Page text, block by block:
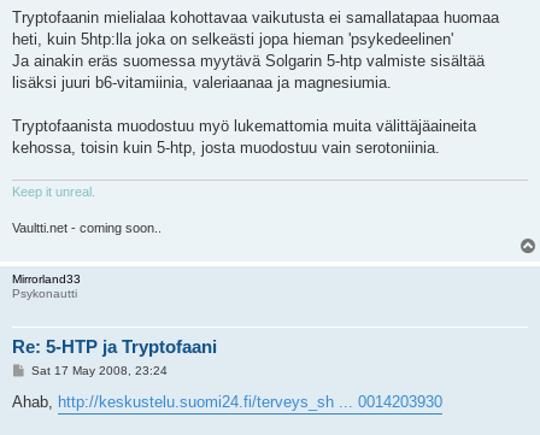
Tryptofaanin mielialaa kohottavaa vaikutusta ei samallatapaa huomaa
heti, kuin 5htp:lla joka on selkeästi jopa hieman 'psykedeelinen'
Ja ainakin eräs suomessa myytävä Solgarin 5-htp valmiste sisältää
lisäksi juuri b6-vitamiinia, valeriaanaa ja magnesiumia.
Tryptofaanista muodostuu myö lukemattomia muita välittäjäaineita
kehossa, toisin kuin 5-htp, josta muodostuu vain serotoniinia.
Keep it unreal.
Vaultti.net - coming soon..
Mirrorland33
Psykonautti
Re: 5-HTP ja Tryptofaani
P
s
Sat 17 May 2008, 23:24
Ahab, http://keskustelu.suomi24.fi/terveys_sh ... 0014203930